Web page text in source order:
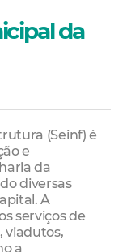
da
(Seinf) é
e
da
diversas
A
serviços de
viadutos,
a